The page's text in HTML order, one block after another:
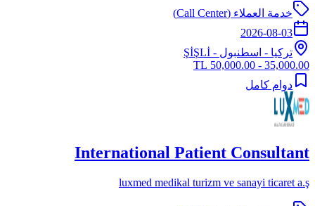
خدمة العملاء (Call Center)
2026-08-03
تركيا - اسطنبول - ŞİŞLİ
35,000.00 - 50,000.00 TL
دوام كامل
International Patient Consultant
luxmed medikal turizm ve sanayi ticaret a.ş